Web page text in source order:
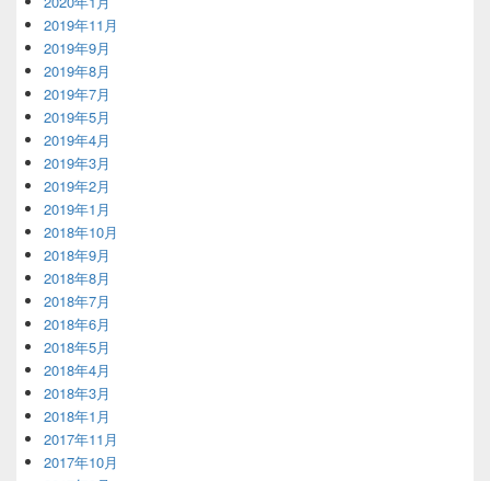
2019年11月
2019年9月
2019年8月
2019年7月
2019年5月
2019年4月
2019年3月
2019年2月
2019年1月
2018年10月
2018年9月
2018年8月
2018年7月
2018年6月
2018年5月
2018年4月
2018年3月
2018年1月
2017年11月
2017年10月